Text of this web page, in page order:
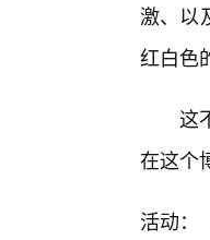
激、以
红白色
这
在这个
活动：